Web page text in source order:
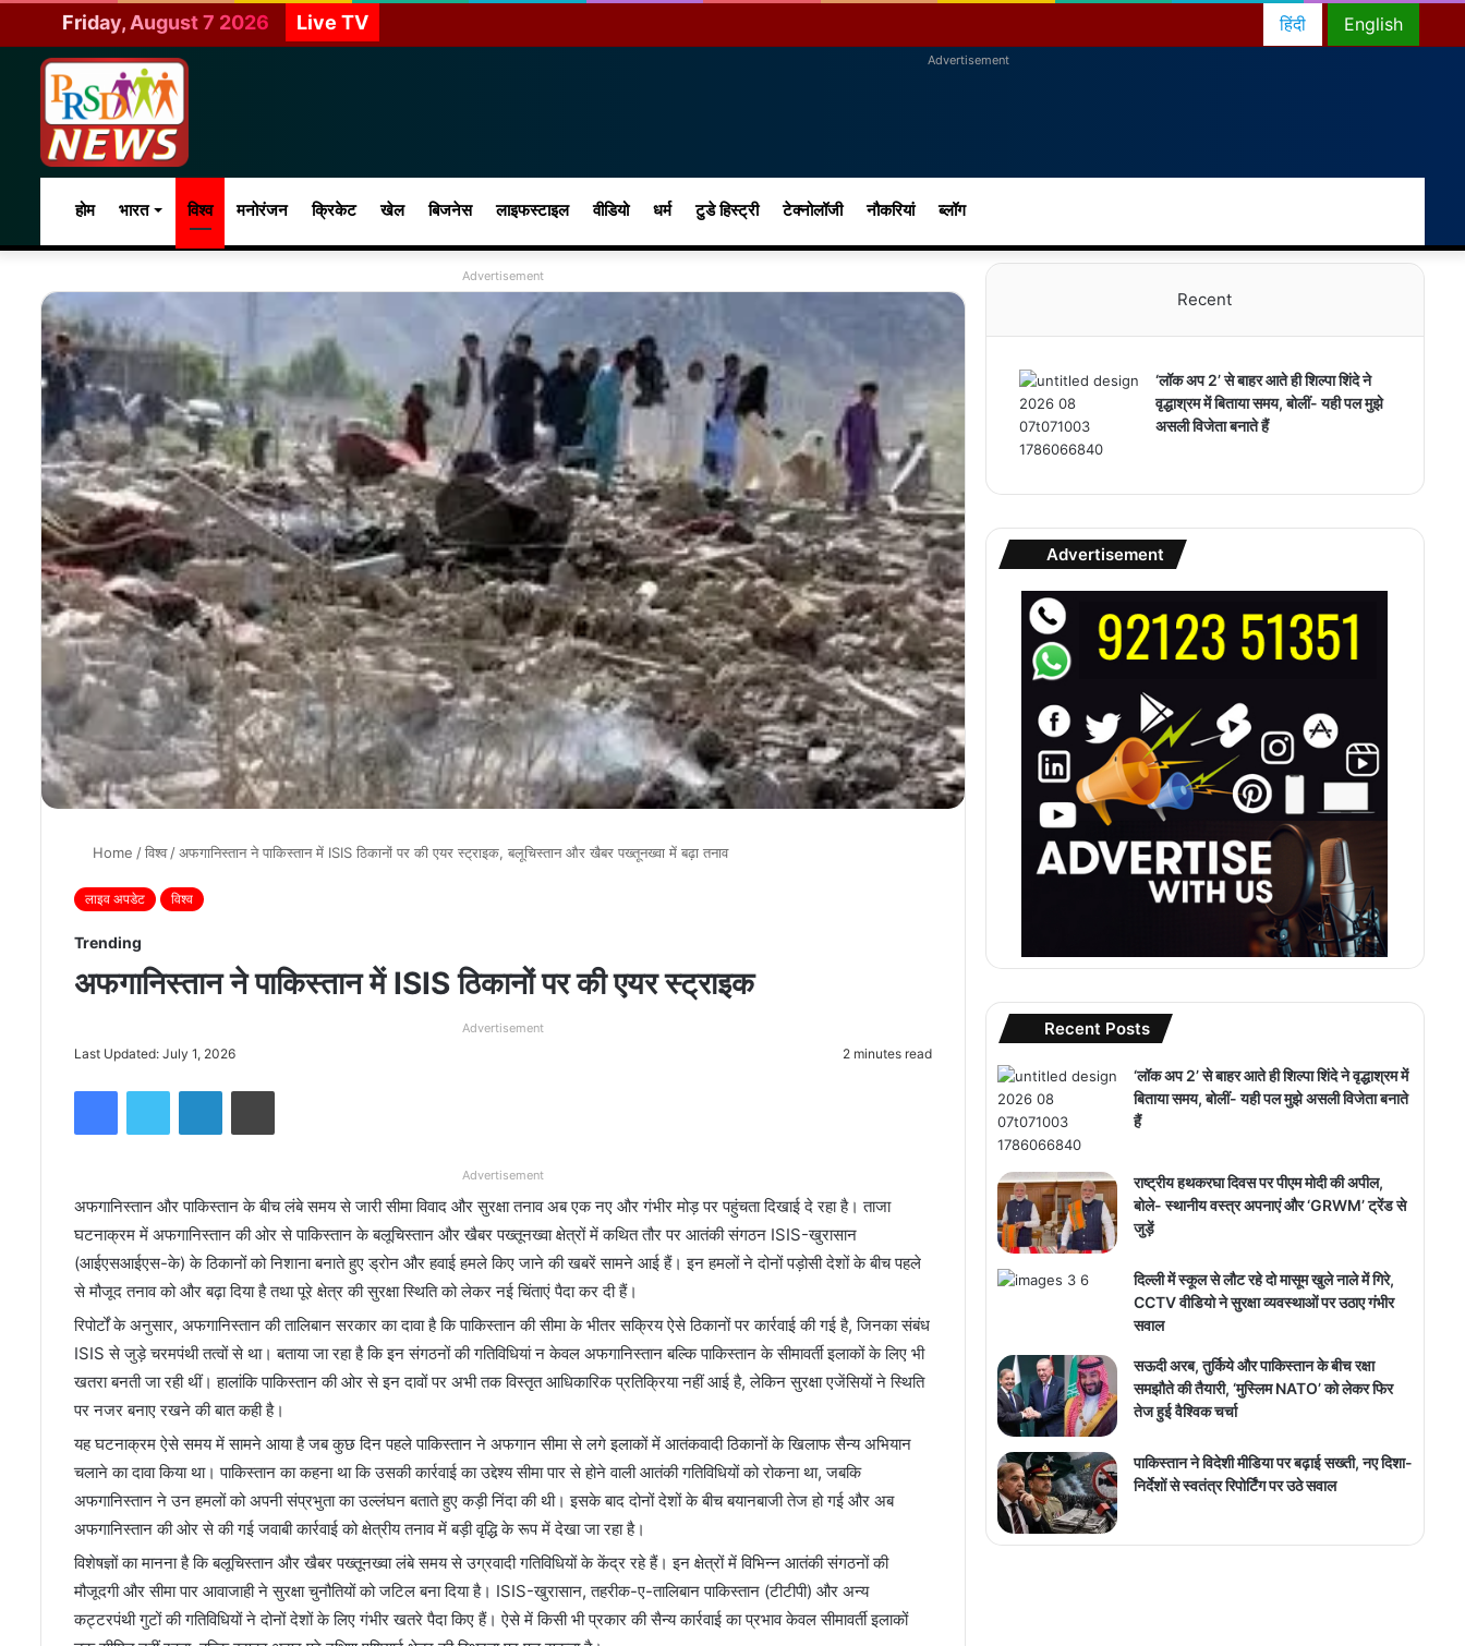
Friday, August 7 2026 Live TV English
हिंदी
Advertisement
होम भारत विश्व मनोरंजन क्रिकेट खेल बिजनेस लाइफस्टाइल वीडियो धर्म टुडे हिस्ट्री टेक्नोलॉजी नौकरियां ब्लॉग
for
skin
Advertisement
Home /विश्व /अफगानिस्तान ने पाकिस्तान में ISIS ठिकानों पर की एयर स्ट्राइक, बलूचिस्तान और खैबर पख्तूनख्वा में बढ़ा तनाव
लाइव अपडेट विश्व
Trending
अफगानिस्तान ने पाकिस्तान में ISIS ठिकानों पर की एयर स्ट्राइक
Advertisement
Last Updated: July 1, 2026 2 minutes read
Advertisement
अफगानिस्तान और पाकिस्तान के बीच लंबे समय से जारी सीमा विवाद और सुरक्षा तनाव अब एक नए और गंभीर मोड़ पर पहुंचता दिखाई दे रहा है। ताजा
घटनाक्रम में अफगानिस्तान की ओर से पाकिस्तान के बलूचिस्तान और खैबर पख्तूनख्वा क्षेत्रों में कथित तौर पर आतंकी संगठन ISIS-खुरासान
(आईएसआईएस-के) के ठिकानों को निशाना बनाते हुए ड्रोन और हवाई हमले किए जाने की खबरें सामने आई हैं। इन हमलों ने दोनों पड़ोसी देशों के बीच पहले
से मौजूद तनाव को और बढ़ा दिया है तथा पूरे क्षेत्र की सुरक्षा स्थिति को लेकर नई चिंताएं पैदा कर दी हैं।
रिपोर्टों के अनुसार, अफगानिस्तान की तालिबान सरकार का दावा है कि पाकिस्तान की सीमा के भीतर सक्रिय ऐसे ठिकानों पर कार्रवाई की गई है, जिनका संबंध
ISIS से जुड़े चरमपंथी तत्वों से था। बताया जा रहा है कि इन संगठनों की गतिविधियां न केवल अफगानिस्तान बल्कि पाकिस्तान के सीमावर्ती इलाकों के लिए भी
खतरा बनती जा रही थीं। हालांकि पाकिस्तान की ओर से इन दावों पर अभी तक विस्तृत आधिकारिक प्रतिक्रिया नहीं आई है, लेकिन सुरक्षा एजेंसियों ने स्थिति
पर नजर बनाए रखने की बात कही है।
यह घटनाक्रम ऐसे समय में सामने आया है जब कुछ दिन पहले पाकिस्तान ने अफगान सीमा से लगे इलाकों में आतंकवादी ठिकानों के खिलाफ सैन्य अभियान
चलाने का दावा किया था। पाकिस्तान का कहना था कि उसकी कार्रवाई का उद्देश्य सीमा पार से होने वाली आतंकी गतिविधियों को रोकना था, जबकि
अफगानिस्तान ने उन हमलों को अपनी संप्रभुता का उल्लंघन बताते हुए कड़ी निंदा की थी। इसके बाद दोनों देशों के बीच बयानबाजी तेज हो गई और अब
अफगानिस्तान की ओर से की गई जवाबी कार्रवाई को क्षेत्रीय तनाव में बड़ी वृद्धि के रूप में देखा जा रहा है।
विशेषज्ञों का मानना है कि बलूचिस्तान और खैबर पख्तूनख्वा लंबे समय से उग्रवादी गतिविधियों के केंद्र रहे हैं। इन क्षेत्रों में विभिन्न आतंकी संगठनों की
मौजूदगी और सीमा पार आवाजाही ने सुरक्षा चुनौतियों को जटिल बना दिया है। ISIS-खुरासान, तहरीक-ए-तालिबान पाकिस्तान (टीटीपी) और अन्य
कट्टरपंथी गुटों की गतिविधियों ने दोनों देशों के लिए गंभीर खतरे पैदा किए हैं। ऐसे में किसी भी प्रकार की सैन्य कार्रवाई का प्रभाव केवल सीमावर्ती इलाकों
Recent
‘लॉक अप 2’ से बाहर आते ही शिल्पा शिंदे ने
वृद्धाश्रम में बिताया समय, बोलीं- यही पल मुझे
असली विजेता बनाते हैं
Advertisement
Recent Posts
‘लॉक अप 2’ से बाहर आते ही शिल्पा शिंदे ने वृद्धाश्रम में
बिताया समय, बोलीं- यही पल मुझे असली विजेता बनाते
हैं
राष्ट्रीय हथकरघा दिवस पर पीएम मोदी की अपील,
बोले- स्थानीय वस्त्र अपनाएं और ‘GRWM’ ट्रेंड से
जुड़ें
दिल्ली में स्कूल से लौट रहे दो मासूम खुले नाले में गिरे,
CCTV वीडियो ने सुरक्षा व्यवस्थाओं पर उठाए गंभीर
सवाल
सऊदी अरब, तुर्किये और पाकिस्तान के बीच रक्षा
समझौते की तैयारी, ‘मुस्लिम NATO’ को लेकर फिर
तेज हुई वैश्विक चर्चा
पाकिस्तान ने विदेशी मीडिया पर बढ़ाई सख्ती, नए दिशा-
निर्देशों से स्वतंत्र रिपोर्टिंग पर उठे सवाल